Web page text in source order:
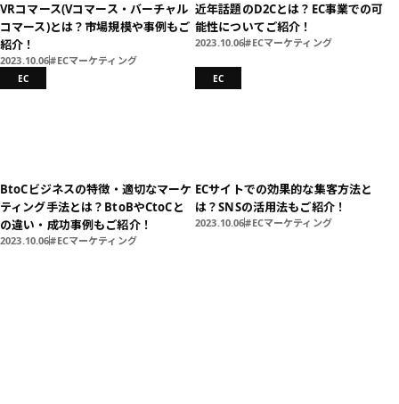
VRコマース(Vコマース・バーチャル
コマース)とは？市場規模や事例もご
紹介！
2023.10.06 ECマーケティング
近年話題のD2Cとは？EC事業での可
能性についてご紹介！
2023.10.06 ECマーケティング
EC
BtoCビジネスの特徴・適切なマーケ
ティング手法とは？BtoBやCtoCと
の違い・成功事例もご紹介！
2023.10.06 ECマーケティング
EC
ECサイトでの効果的な集客方法と
は？SNSの活用法もご紹介！
2023.10.06 ECマーケティング